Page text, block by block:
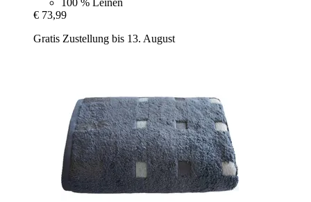
100 % Leinen
€ 73,99
Gratis Zustellung bis 13. August